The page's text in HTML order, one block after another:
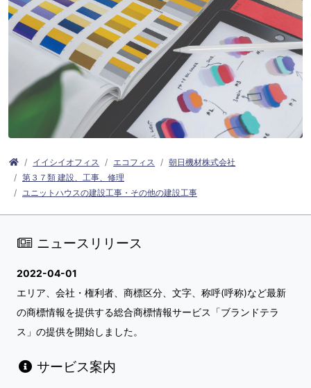
イイシイオフィス エコフィス
朝日機材株式会社
第３７類 建設、工事、修理
ユニットハウスの建設工事・その他の建設工事
ニュースリリース
2022-04-01
エリア、会社・権利者、商標区分、文字、称呼(呼称)など最新
の商標情報を提供する総合商標情報サービス「ブランドテラ
ス」の提供を開始しました。
サービス案内